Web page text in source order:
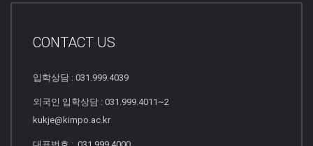
CONTACT US
입학상담 : 031.999.4039
외국인 입학상담 : 031.999.4011~2
kukje@kimpo.ac.kr